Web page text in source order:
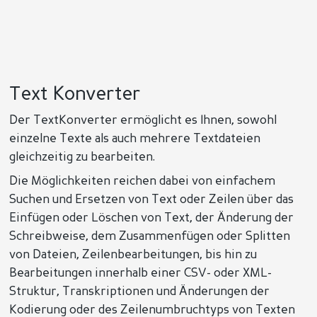
Text Konverter
Der TextKonverter ermöglicht es Ihnen, sowohl
einzelne Texte als auch mehrere Textdateien
gleichzeitig zu bearbeiten.
Die Möglichkeiten reichen dabei von einfachem
Suchen und Ersetzen von Text oder Zeilen über das
Einfügen oder Löschen von Text, der Änderung der
Schreibweise, dem Zusammenfügen oder Splitten
von Dateien, Zeilenbearbeitungen, bis hin zu
Bearbeitungen innerhalb einer CSV- oder XML-
Struktur, Transkriptionen und Änderungen der
Kodierung oder des Zeilenumbruchtyps von Texten